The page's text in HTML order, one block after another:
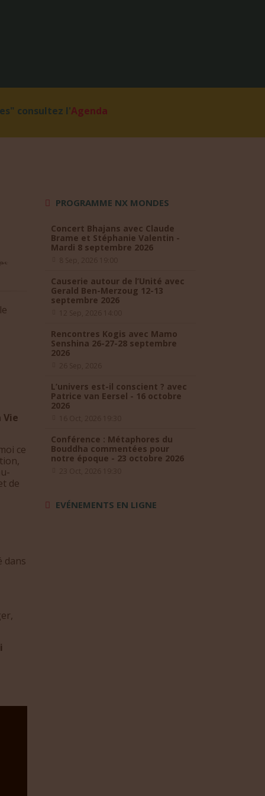
consultez l'Agenda
Vie
ce
de
dans
PROGRAMME NX MONDES
Concert Bhajans avec Claude
Brame et Stéphanie Valentin -
Mardi 8 septembre 2026
Causerie autour de l’Unité avec
Gerald Ben-Merzoug 12-13
septembre 2026
Rencontres Kogis avec Mamo
Senshina 26-27-28 septembre
2026
L’univers est-il conscient ? avec
Patrice van Eersel - 16 octobre
2026
Conférence : Métaphores du
Bouddha commentées pour
notre époque - 23 octobre 2026
EVÉNEMENTS EN LIGNE